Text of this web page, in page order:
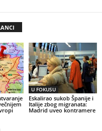
U FOKUSU
Eskalirao sukob Španije i
Italije zbog migranata:
Madrid uveo kontramere